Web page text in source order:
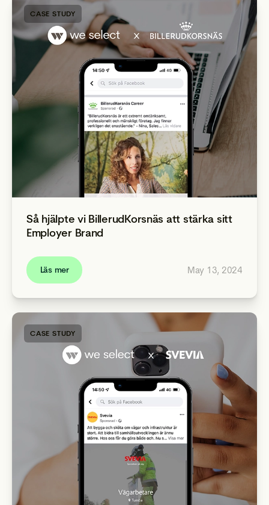
CASE STUDY
Så hjälpte vi BillerudKorsnäs att stärka sitt
Employer Brand
Läs mer May 13, 2024
CASE STUDY